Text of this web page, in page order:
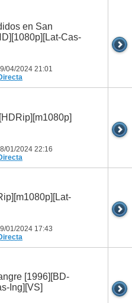
en San
Cas-
04/2024 21:01
01/2024 22:16
01/2024 17:43
[1996][BD-
Ing][VS]